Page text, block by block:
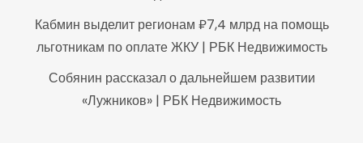
Кабмин выделит регионам ₽7,4 млрд на помощь
льготникам по оплате ЖКУ | РБК Недвижимость
Собянин рассказал о дальнейшем развитии
«Лужников» | РБК Недвижимость